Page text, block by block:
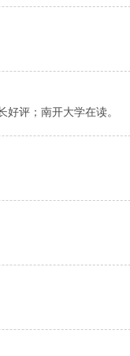
好评；南开大学在读。